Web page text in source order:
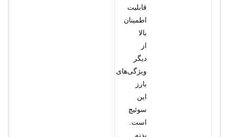
قابلیت
اطمینان
بالا
از
دیگر
ویژگی‌های
بارز
این
سوئیچ
است.
بدنه